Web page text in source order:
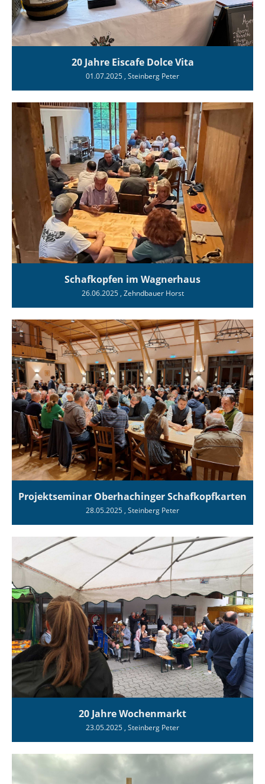
20 Jahre Eiscafe Dolce Vita
01.07.2025 , Steinberg Peter
Schafkopfen im Wagnerhaus
26.06.2025, Zehndbauer Horst
Projektseminar Oberhachinger Schafkopfkarten
28.05.2025 , Steinberg Peter
20 Jahre Wochenmarkt
23.05.2025 , Steinberg Peter